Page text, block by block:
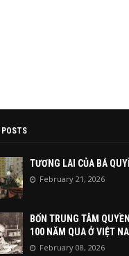
POSTS
TƯƠNG LAI CỦA BÁ
February 21, 2026
BỐN TRUNG TÂM
100 NĂM QUA Ở VIỆT
February 08, 2026